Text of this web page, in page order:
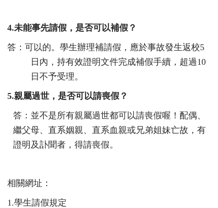
4.未能事先請假，是否可以補假？
答：可以的。學生辦理補請假，應於事故發生返校5
日內，持有效證明文件完成補假手續，超過10
日不予受理。
5.親屬過世，是否可以請喪假？
答：並不是所有親屬過世都可以請喪假喔！配偶、
繼父母、直系姻親、直系血親或兄弟姐妹亡故，有
證明及訃聞者，得請喪假。
相關網址：
1.學生請假規定